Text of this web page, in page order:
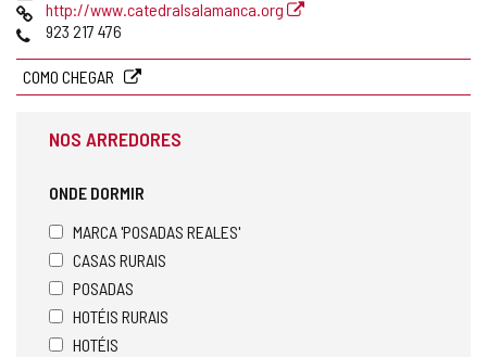
de
email
Pagina
web
http://www.catedralsalamanca.org
Telefones
923 217 476
COMO CHEGAR
NOS ARREDORES
ONDE DORMIR
MARCA 'POSADAS REALES'
CASAS RURAIS
POSADAS
HOTÉIS RURAIS
HOTÉIS